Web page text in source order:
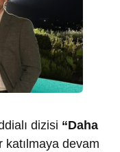
dizisi “Daha
devam